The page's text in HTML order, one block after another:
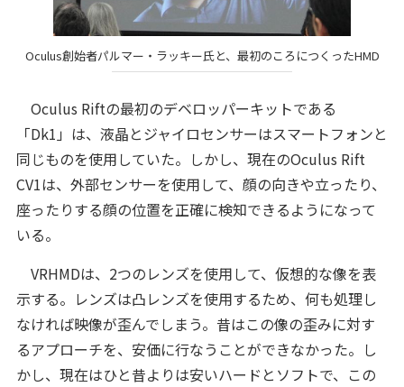
Oculus創始者パルマー・ラッキー氏と、最初のころにつくったHMD
Oculus Riftの最初のデベロッパーキットである
「Dk1」は、液晶とジャイロセンサーはスマートフォンと
同じものを使用していた。しかし、現在のOculus Rift
CV1は、外部センサーを使用して、顔の向きや立ったり、
座ったりする顔の位置を正確に検知できるようになって
いる。
VRHMDは、2つのレンズを使用して、仮想的な像を表
示する。レンズは凸レンズを使用するため、何も処理し
なければ映像が歪んでしまう。昔はこの像の歪みに対す
るアプローチを、安価に行なうことができなかった。し
かし、現在はひと昔よりは安いハードとソフトで、この